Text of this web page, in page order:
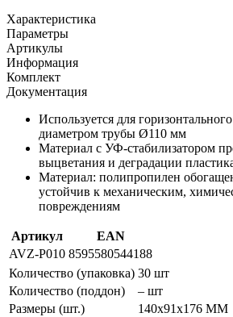
Характеристика
Параметры
Артикулы
Информация
Комплект
Документация
Используется для
диаметром трубы Ø110 мм
Материал с УФ-стабилизатором
выцветания и деградации
Материал: полипропилен
устойчив к механическим,
повреждениям
Артикул
EAN
AVZ-P010 8595580544188
Количество (упаковка) 30 шт
Количество (поддон)
– шт
Размеры (шт.)
140x91x176 MM